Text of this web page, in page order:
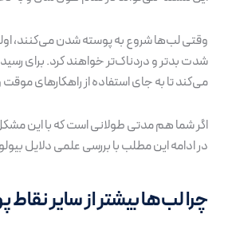
وقتی لب‌ها شروع به پوسته شدن می‌کنند،
شدت بدتر و دردناک‌تر خواهند کرد. برای
می‌کند تا به جای استفاده از راهکارهای
اگر شما هم مدتی طولانی است که با این
در ادامه این مطلب با بررسی علمی دلایل
چرا لب‌ها بیشتر از سایر